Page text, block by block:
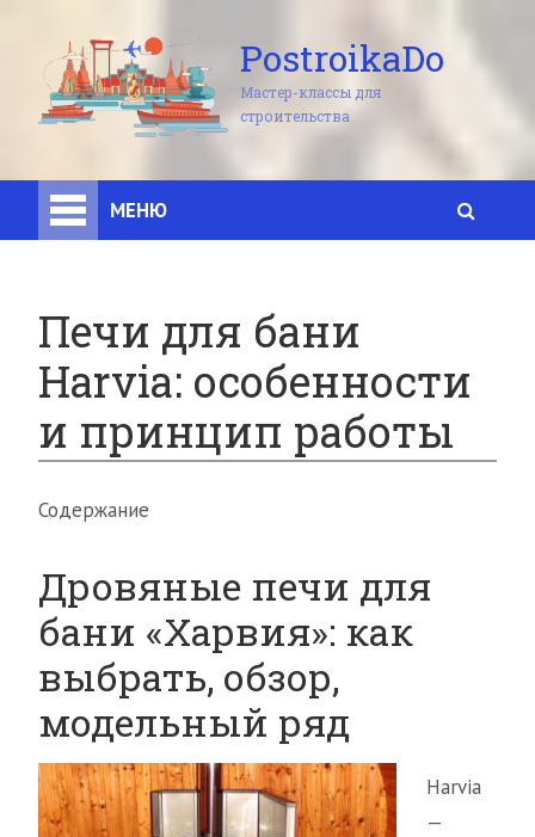
PostroikaDo
Мастер-классы для
строительства
МЕНЮ
Печи для бани
Harvia: особенности
и принцип работы
Содержание
Дровяные печи для
бани «Харвия»: как
выбрать, обзор,
модельный ряд
Harvia
—